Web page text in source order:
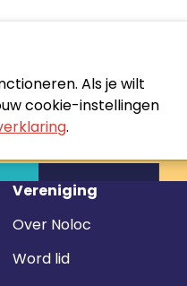
Als je wilt
cookie-instellingen
.
Nieuws Agenda
Vereniging
Over Noloc
Word lid